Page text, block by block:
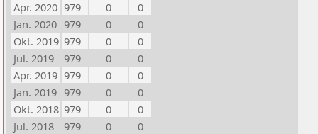
Apr. 2020 979 0
0
Jan. 2020 979 0
0
Okt. 2019 979 0
0
Jul. 2019
979 0
0
Apr. 2019 979 0
0
Jan. 2019 979 0
0
Okt. 2018 979 0
0
Jul. 2018
979 0
0